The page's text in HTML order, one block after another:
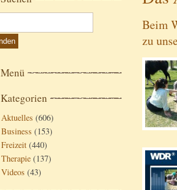
Menü
Kategorien
Aktuelles (606)
Business (153)
Freizeit (440)
Therapie (137)
Videos (43)
Beim
zu